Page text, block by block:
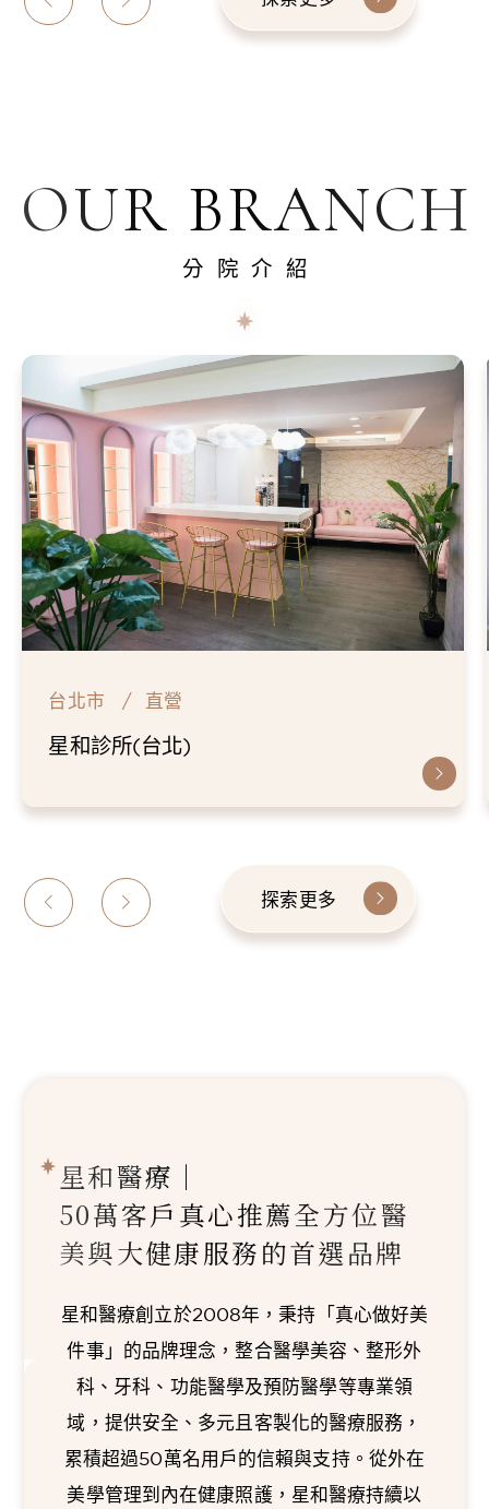
OUR BRANCH
分院介紹
台北市
仁愛星和診所
探索更多
星和醫療｜
50萬客戶真心推薦全方位醫
美與大健康服務的首選品牌
星和醫療創立於2008年，秉持「真心做好美
件事」的品牌理念，整合醫學美容、整形外
科、牙科、功能醫學及預防醫學等專業領
域，提供安全、多元且客製化的醫療服務，
累積超過50萬名用戶的信賴與支持。從外在
美學管理到內在健康照護，星和醫療持續以